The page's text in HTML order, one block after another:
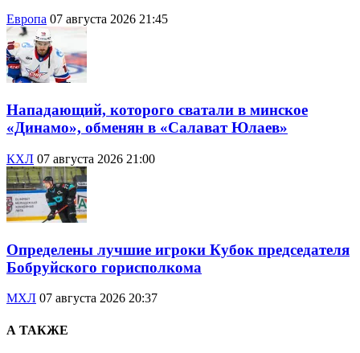
Европа 07 августа 2026 21:45
Нападающий, которого сватали в минское
«Динамо», обменян в «Салават Юлаев»
КХЛ 07 августа 2026 21:00
Определены лучшие игроки Кубок председателя
Бобруйского горисполкома
МХЛ 07 августа 2026 20:37
А ТАКЖЕ